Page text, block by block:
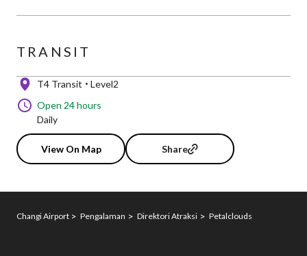
TRANSIT
T4 Transit
Level2
Open 24 hours
Daily
View On Map Share
Changi Airport Pengalaman Direktori Atraksi Petalclouds